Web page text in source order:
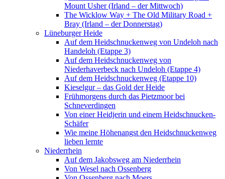
Mount Usher (Irland – der Mittwoch)
The Wicklow Way + The Old Military Road +
Bray (Irland – der Donnerstag)
Lüneburger Heide
Auf dem Heidschnuckenweg von Undeloh nach
Handeloh (Etappe 3)
Auf dem Heidschnuckenweg von
Niederhaverbeck nach Undeloh (Etappe 4)
Auf dem Heidschnuckenweg (Etappe 10)
Kieselgur – das Gold der Heide
Frühmorgens durch das Pietzmoor bei
Schneverdingen
Von einer Heidjerin und einem Heidschnucken-
Schäfer
Wie meine Höhenangst den Heidschnuckenweg
lieben lernte
Niederrhein
Auf dem Jakobsweg am Niederrhein
Von Wesel nach Ossenberg